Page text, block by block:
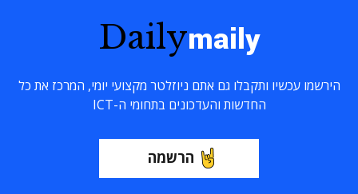
Dailymaily
הירשמו עכשיו ותקבלו גם אתם ניוזלטר מקצועי יומי, המרכז את כל
החדשות והעדכונים בתחומי ה-ICT
הרשמה